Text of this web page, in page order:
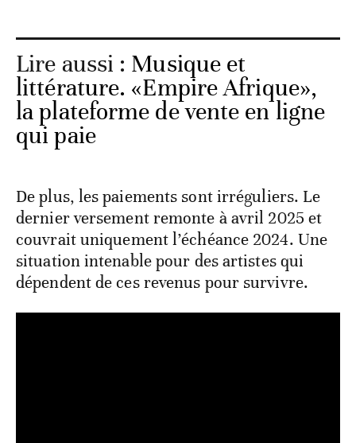
Lire aussi : Musique et
littérature. «Empire Afrique»,
la plateforme de vente en ligne
qui paie
De plus, les paiements sont irréguliers. Le
dernier versement remonte à avril 2025 et
couvrait uniquement l’échéance 2024. Une
situation intenable pour des artistes qui
dépendent de ces revenus pour survivre.